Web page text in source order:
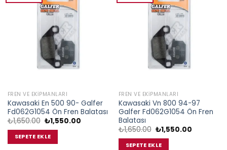
FREN VE EKIPMANLARI
Kawasaki En 500 90- Galfer
Fd062G1054 Ön Fren Balatası
₺1,650.00 Orijinal
fiyat:
₺1,650.00.
₺1,550.00Şu
SEPETE EKLE
FREN VE EKIPMANLARI
Kawasaki Vn 800 94-97
Galfer Fd062G1054 Ön Fren
Balatası
₺1,650.00 Orijinal
fiyat:
₺1,650.00.
₺1,550.00Şu
SEPETE EKLE